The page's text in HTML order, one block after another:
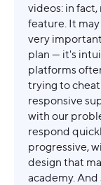
videos: in
feature. It
very
plan — it's
platforms
trying to
responsive
with our
respond
progressive,
design that
academy.